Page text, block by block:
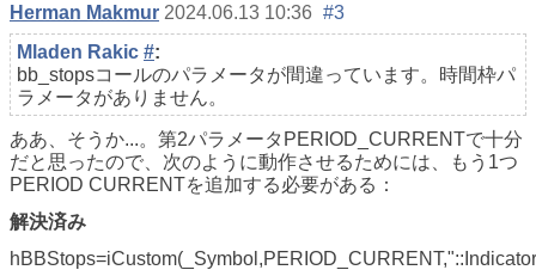
Herman Makmur 2024.06.13 10:36 #3
Mladen Rakic #:
bb_stopsコールのパラメータが間違っています。時間枠パ
ラメータがありません。
ああ、そうか...。第2パラメータPERIOD_CURRENTで十分
だと思ったので、次のように動作させるためには、もう1つ
PERIOD CURRENTを追加する必要がある：
解決済み